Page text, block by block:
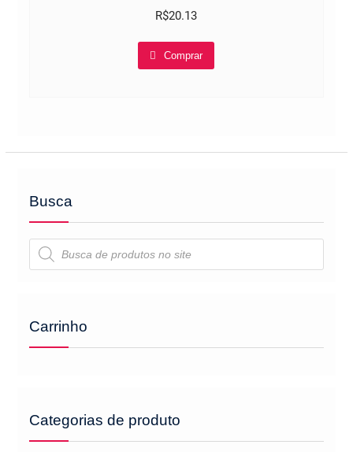
R$20.13
Comprar
Busca
Pesquisar
produtos
Carrinho
Categorias de produto